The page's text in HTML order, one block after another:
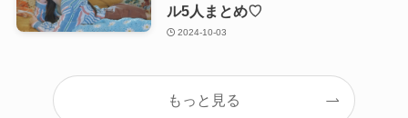
ル5人まとめ♡
2024-10-03
もっと見る